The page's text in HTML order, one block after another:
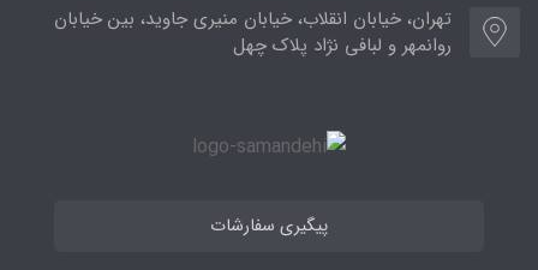
تهران، خیابان انقلاب، خیابان منیری جاوید، بین خیابان
روانمهر و لبافی نژاد پلاک چهل
پیگیری سفارشات